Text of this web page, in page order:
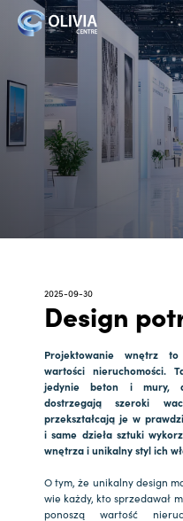
2025-09-30
Design
Projektowanie wnętrz
wartości nieruchomości.
jedynie beton i mury,
dostrzegają szeroki
przekształcają je w
i same dzieła sztuki
wnętrza i unikalny styl ich
O tym, że unikalny design
wie każdy, kto sprzedawał
ponoszą wartość